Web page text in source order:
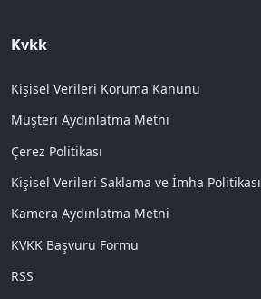
Kvkk
Kişisel Verileri Koruma Kanunu
Müşteri Aydınlatma Metni
Çerez Politikası
Kişisel Verileri Saklama ve İmha Politikası
Kamera Aydınlatma Metni
KVKK Başvuru Formu
RSS